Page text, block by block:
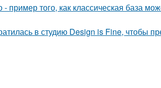
того, как классическая база
в студию Design is Fine, чтобы